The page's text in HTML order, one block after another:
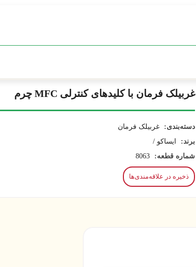
غربیلک فرمان با کلیدهای کنترلی MFC چرم
دسته‌بندی:
غربیلک فرمان
برند:
ایساکو /
شماره قطعه:
8063
ذخیره در علاقه‌مندی‌ها